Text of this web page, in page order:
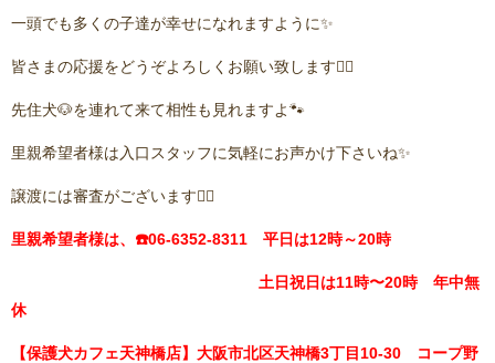
一頭でも多くの子達が幸せになれますように✨
皆さまの応援をどうぞよろしくお願い致します🙇‍♂️
先住犬🐶を連れて来て相性も見れますよ🐾
里親希望者様は入口スタッフに気軽にお声かけ下さいね✨
譲渡には審査がございます🙇‍♂️
里親希望者様は、☎️06-6352-8311 平日は12時～20時
土日祝日は11時〜20時 年中無
休
【保護犬カフェ天神橋店】大阪市北区天神橋3丁目10-30 コープ野